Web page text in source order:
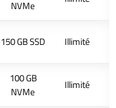
NVMe
150 GB SSD Illimité
100 GB
NVMe
Illimité